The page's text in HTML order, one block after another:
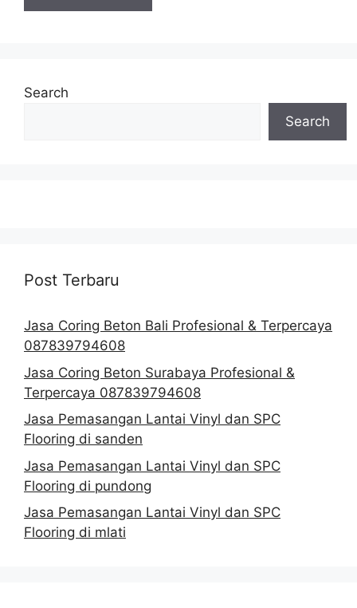
Search
Search
Post Terbaru
Jasa Coring Beton Bali Profesional & Terpercaya
087839794608
Jasa Coring Beton Surabaya Profesional &
Terpercaya 087839794608
Jasa Pemasangan Lantai Vinyl dan SPC
Flooring di sanden
Jasa Pemasangan Lantai Vinyl dan SPC
Flooring di pundong
Jasa Pemasangan Lantai Vinyl dan SPC
Flooring di mlati